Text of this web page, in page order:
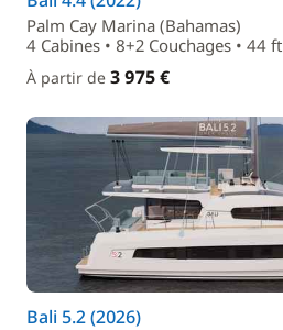
Palm Cay Marina (Bahamas)
4 Cabines • 8+2 Couchages • 44 ft
À partir de 3 975 €
Bali 5.2 (2026)